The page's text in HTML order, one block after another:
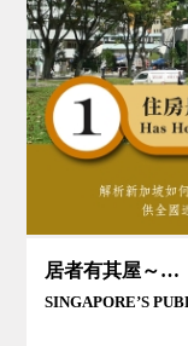
居者有其屋～新加坡的公共住房政策
SINGAPORE’S